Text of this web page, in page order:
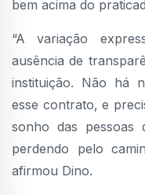
bem acima do
“A variação
ausência de
instituição. Não há
esse contrato, e
sonho das pessoas
perdendo pelo
afirmou Dino.